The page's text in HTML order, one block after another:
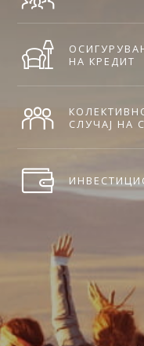
НА КРЕДИТ
СЛУЧАЈ НА